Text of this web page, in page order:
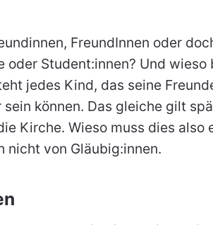
FreundInnen oder
oder Student:innen? Und
jedes Kind, das seine
können. Das gleiche gilt
Kirche. Wieso muss dies also
nicht von Gläubig:innen.